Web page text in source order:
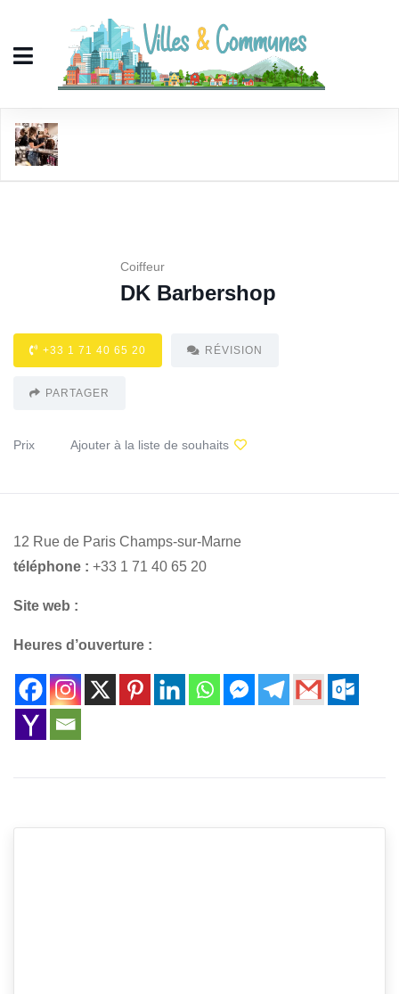
Coiffeur
DK Barbershop
+33 1 71 40 65 20 RÉVISION
PARTAGER
Prix Ajouter à la liste de souhaits
12 Rue de Paris Champs-sur-Marne
téléphone : +33 1 71 40 65 20
Site web :
Heures d’ouverture :